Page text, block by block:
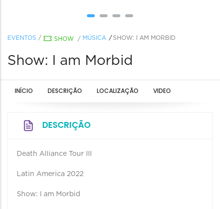
EVENTOS / SHOW / MÚSICA SHOW: I AM MORBID
Show: I am Morbid
INÍCIO DESCRIÇÃO LOCALIZAÇÃO VIDEO
DESCRIÇÃO
Death Alliance Tour III
Latin America 2022
Show: I am Morbid